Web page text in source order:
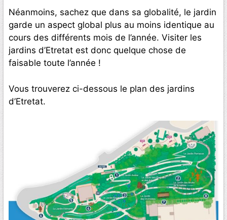
Néanmoins, sachez que dans sa globalité, le jardin
garde un aspect global plus au moins identique au
cours des différents mois de l’année. Visiter les
jardins d’Etretat est donc quelque chose de
faisable toute l’année !
Vous trouverez ci-dessous le plan des jardins
d’Etretat.